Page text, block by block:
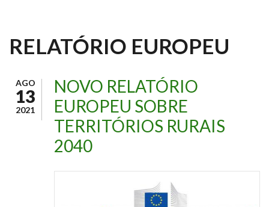
RELATÓRIO EUROPEU
AGO
13
2021
NOVO RELATÓRIO
EUROPEU SOBRE
TERRITÓRIOS RURAIS
2040